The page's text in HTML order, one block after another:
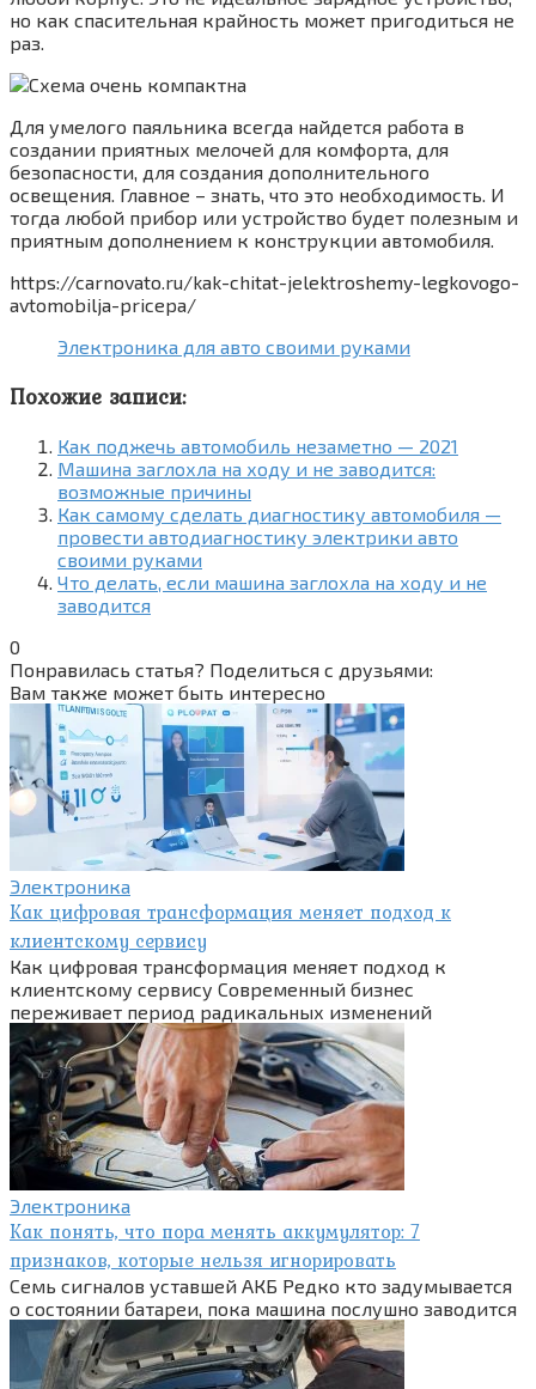
но как спасительная крайность может пригодиться не
раз.
Для умелого паяльника всегда найдется работа в
создании приятных мелочей для комфорта, для
безопасности, для создания дополнительного
освещения. Главное – знать, что это необходимость. И
тогда любой прибор или устройство будет полезным и
приятным дополнением к конструкции автомобиля.
https://carnovato.ru/kak-chitat-jelektroshemy-legkovogo-
avtomobilja-pricepa/
Электроника для авто своими руками
Похожие записи:
Как поджечь автомобиль незаметно — 2021
Машина заглохла на ходу и не заводится:
возможные причины
Как самому сделать диагностику автомобиля —
провести автодиагностику электрики авто
своими руками
Что делать, если машина заглохла на ходу и не
заводится
0
Понравилась статья? Поделиться с друзьями:
Вам также может быть интересно
Электроника
Как цифровая трансформация меняет подход к
клиентскому сервису
Как цифровая трансформация меняет подход к
клиентскому сервису Современный бизнес
переживает период радикальных изменений
Электроника
Как понять, что пора менять аккумулятор: 7
признаков, которые нельзя игнорировать
Семь сигналов уставшей АКБ Редко кто задумывается
о состоянии батареи, пока машина послушно заводится